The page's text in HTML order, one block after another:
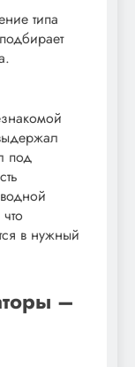
типа
под
в нужный
–